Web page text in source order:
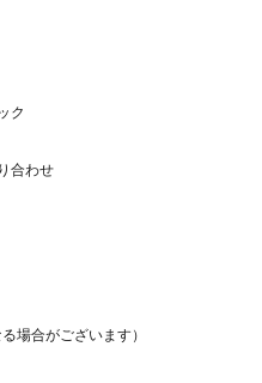
ク
合わせ
場合がございます）
シェアする